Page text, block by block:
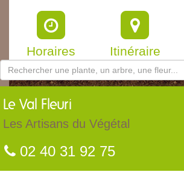
Horaires Itinéraire
Le Val Fleuri
Les Artisans du Végétal
02 40 31 92 75